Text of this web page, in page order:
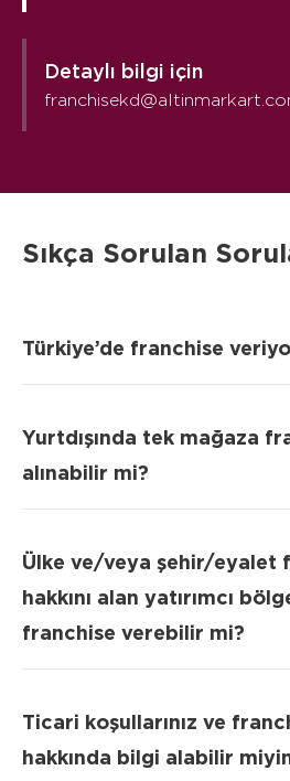
Detaylı bilgi için
Sıkça Sorulan
Türkiye’de franchise
Yurtdışında tek mağaza
alınabilir mi?
Ülke ve/veya şehir/eyalet
hakkını alan yatırımcı
franchise verebilir mi?
Ticari koşullarınız ve
hakkında bilgi alabilir